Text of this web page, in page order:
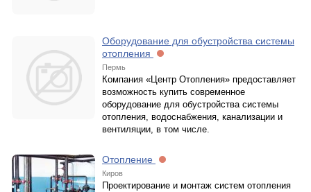
Оборудование для обустройства системы
отопления
Пермь
Компания «Центр Отопления» предоставляет
возможность купить современное
оборудование для обустройства системы
отопления, водоснабжения, канализации и
вентиляции, в том числе.
Отопление
Киров
Проектирование и монтаж систем отопления